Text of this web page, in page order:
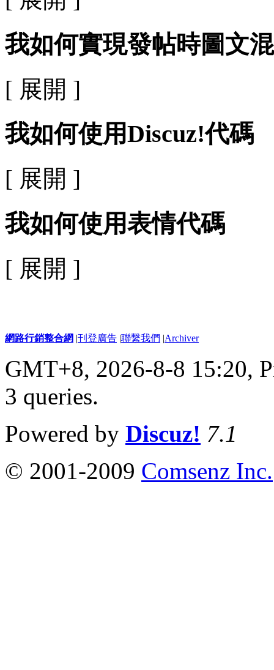
我如何實現發帖時圖文
[ 展開 ]
我如何使用Discuz!代碼
[ 展開 ]
我如何使用表情代碼
[ 展開 ]
網路行銷整合網 |刊登廣告 |聯繫我們 |Archiver
GMT+8, 2026-8-8 15:20,
3 queries.
Powered by Discuz! 7.1
© 2001-2009 Comsenz Inc.